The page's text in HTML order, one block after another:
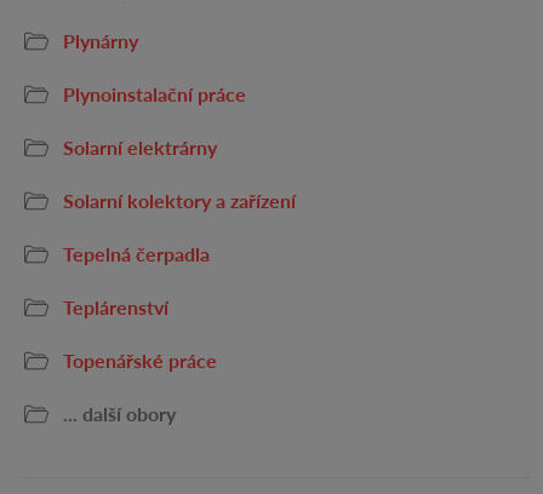
Plynárny
Plynoinstalační práce
Solarní elektrárny
Solarní kolektory a zařízení
Tepelná čerpadla
Teplárenství
Topenářské práce
... další obory